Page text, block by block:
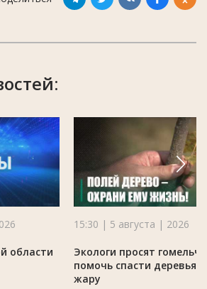
области
15:30 | 5 августа | 2026
Экологи просят
помочь спасти деревья в
жару